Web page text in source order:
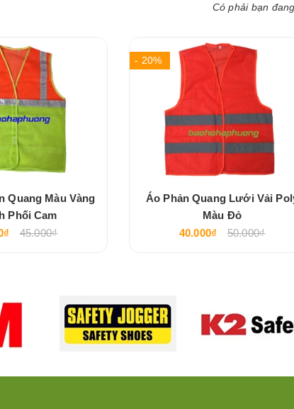
Có phải bạn
Quang Màu Vàng
Phối Cam
45.000₫
- 20%
Áo Phản Quang Lưới Vải
Màu Đỏ
40.000₫
50.000₫